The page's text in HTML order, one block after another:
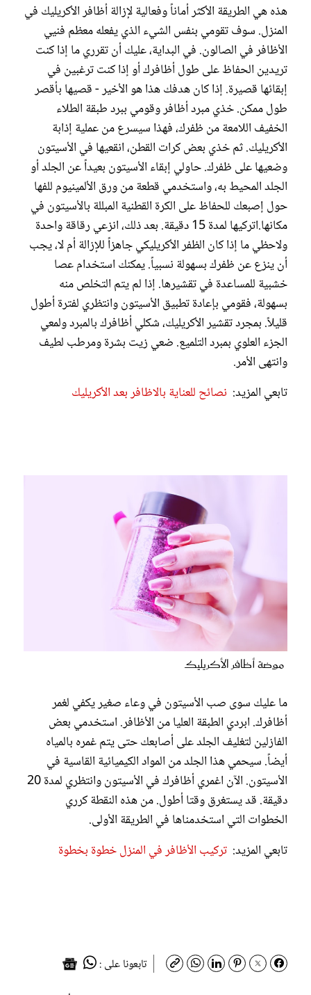
هذه هي الطريقة الأكثر أماناً وفعالية لإزالة أظافر الأكريليك في
المنزل. سوف تقومي بنفس الشيء الذي يفعله معظم فنيي
الأظافر في الصالون. في البداية، عليك أن تقرري ما إذا كنت
تريدين الحفاظ على طول أظافرك أو إذا كنت ترغبين في
إبقائها قصيرة. إذا كان هدفك هذا هو الأخير - قصيها بأقصر
طول ممكن. خذي مبرد أظافر وقومي ببرد طبقة الطلاء
الخفيف اللامعة من ظفرك، فهذا سيسرع من عملية إذابة
الأكريليك. ثم خذي بعض كرات القطن، انقعيها في الأسيتون
وضعيها على ظفرك. حاولي إبقاء الأسيتون بعيداً عن الجلد أو
الجلد المحيط به، واستخدمي قطعة من ورق الألمينيوم للفها
حول إصبعك للحفاظ على الكرة القطنية المبللة بالأسيتون في
مكانها.اتركيها لمدة 15 دقيقة. بعد ذلك، انزعي رقاقة واحدة
ولاحظي ما إذا كان الظفر الأكريليكي جاهزاً للإزالة أم لا، يجب
أن ينزع عن ظفرك بسهولة نسبياً. يمكنك استخدام عصا
خشبية للمساعدة في تقشيرها. إذا لم يتم التخلص منه
بسهولة، فقومي بإعادة تطبيق الأسيتون وانتظري لفترة أطول
قليلاً. بمجرد تقشير الأكريليك، شكلي أظافرك بالمبرد ولمعي
الجزء العلوي بمبرد التلميع. ضعي زيت بشرة ومرطب لطيف
وانتهى الأمر.
تابعي المزيد: نصائح للعناية بالاظافر بعد الأكريليك
موضة أظافر الأكريليك
ما عليك سوى صب الأسيتون في وعاء صغير يكفي لغمر
أظافرك. ابردي الطبقة العليا من الأظافر. استخدمي بعض
الفازلين لتغليف الجلد على أصابعك حتى يتم غمره بالمياه
أيضاً. سيحمي هذا الجلد من المواد الكيميائية القاسية في
الأسيتون. الآن اغمري أظافرك في الأسيتون وانتظري لمدة 20
دقيقة. قد يستغرق وقتا أطول. من هذه النقطة كرري
الخطوات التي استخدمناها في الطريقة الأولى.
تابعي المزيد: تركيب الأظافر في المنزل خطوة بخطوة
تابعونا على :